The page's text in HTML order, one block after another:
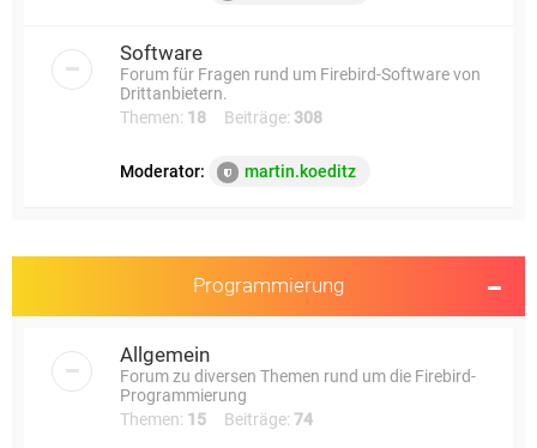
Software
Forum für Fragen rund um Firebird-Software von
Drittanbietern.
Themen: 18 Beiträge: 308
Moderator: martin.koeditz
Programmierung
Allgemein
Forum zu diversen Themen rund um die Firebird-
Programmierung
Themen: 15 Beiträge: 74